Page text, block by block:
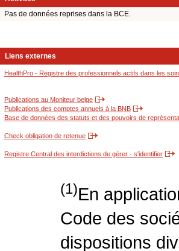
Pas de données reprises dans la BCE.
Liens externes
HealthPro - Registre des professionnels actifs dans les
Publications au Moniteur belge
Publications des comptes annuels à la BNB
Base de données des statuts et des pouvoirs de
Check obligation de retenue
Registre Central des interdictions de gérer - s'identifier
(1)En
Code des
dispositions